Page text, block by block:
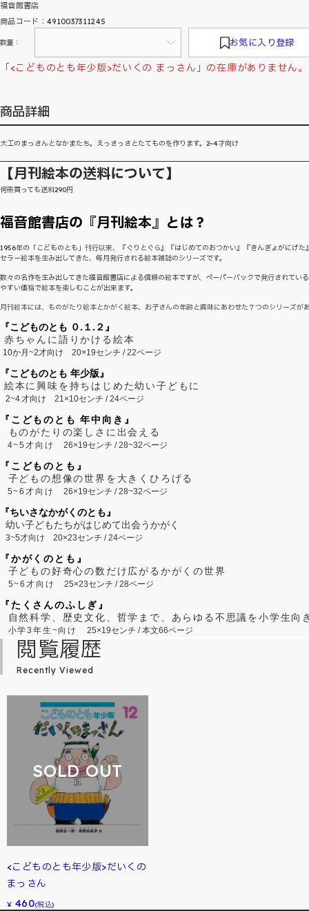
福音館書店
商品コード：4910037311245
数量： お気に入り登録
「<こどものとも年少版>だいくの まっさん」の在庫がありません。
商品詳細
大工のまっさんとなかまたち。えっさっさとたてものを作ります。2~4才向け
【月刊絵本の送料について】
何冊買っても送料290円
福音館書店の『月刊絵本』とは？
1956年の「こどものとも」刊行以来、『ぐりとぐら』『はじめてのおつかい』『きんぎょがにげた
セラー絵本を生み出してきた、毎月発行される絵本雑誌のシリーズです。
数々の名作を生み出してきた福音館書店による信頼の絵本ですが、ペーパーバックで発行されてい
やすい価格で絵本を楽しむことが出来ます。
月刊絵本には、ものがたり絵本とかがく絵本、お子さんの年齢と興味にあわせた７つのシリーズが
『こどものとも ０.１.２』
赤ちゃんに語りかける絵本
10か月~2才向け 20×19センチ / 22ページ
『こどものとも 年少版』
絵本に興味を持ちはじめた幼い子どもに
2~4才向け 21×10センチ / 24ページ
『こどものとも 年中向き』
ものがたりの楽しさに出会える
4~5才向け26×19センチ / 28~32ページ
『こどものとも』
子どもの想像の世界を大きくひろげる
5~6才向け26×19センチ / 28~32ページ
『ちいさなかがくのとも』
幼い子どもたちがはじめて出会うかがく
3~5才向け 20×23センチ / 24ページ
『かがくのとも』
子どもの好奇心の数だけ広がるかがくの世界
5~6才向け25×23センチ / 28ページ
『たくさんのふしぎ』
自然科学、歴史文化、哲学まで、あらゆる不思議を小学生向
小学3年生~向け 25×19センチ / 本文66ページ
閲覧履歴
Recently Viewed
SOLD OUT
<こどものとも年少版>だいくの
まっさん
¥ 460(税込)